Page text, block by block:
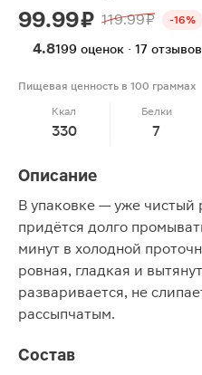
99.99 ₽ 119.99 ₽ -16%
4.8199 оценок · 17 отзывов
Пищевая ценность в 100 граммах
Ккал
330
Белки
7
Описание
В упаковке — уже чистый
придётся долго
минут в холодной
ровная, гладкая и
разваривается, не
рассыпчатым.
Состав